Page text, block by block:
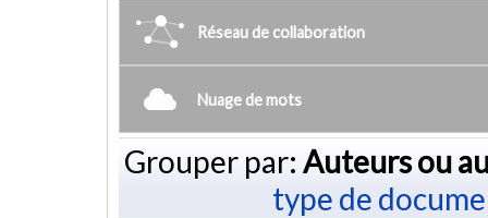
Réseau de collaboration
Nuage de mots
Grouper par: Auteurs ou
type de